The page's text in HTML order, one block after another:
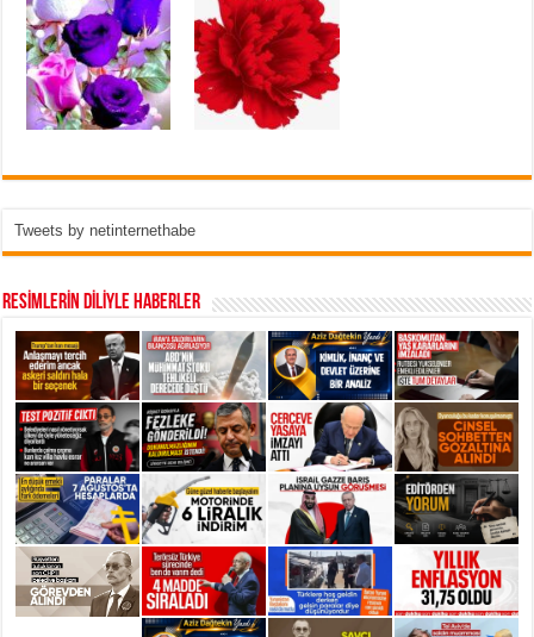
Tweets by netinternethabe
RESİMLERİN DİLİYLE HABERLER